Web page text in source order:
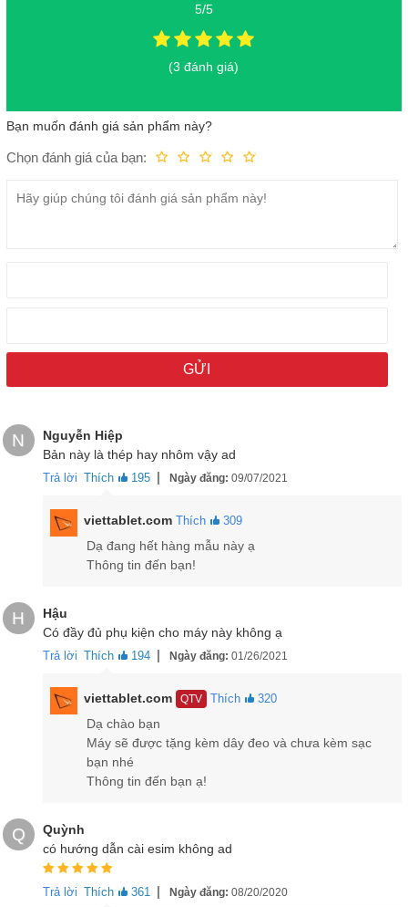
5/5
(3 đánh giá)
Bạn muốn đánh giá sản phẩm này?
Chọn đánh giá của bạn: Tuyệt vời!
Rất tốt
Trung bình
Fair
Kém
N
Nguyễn Hiệp
Bản này là thép hay nhôm vậy ad
Trả lời Thích 195 | Ngày đăng: 09/07/2021
viettablet.com Thích 309
Dạ đang hết hàng mẫu này ạ
Thông tin đến bạn!
H
Hậu
Có đầy đủ phụ kiện cho máy này không ạ
Trả lời Thích 194 | Ngày đăng: 01/26/2021
viettablet.com QTV Thích 320
Dạ chào bạn
Máy sẽ được tặng kèm dây đeo và chưa kèm sạc
bạn nhé
Thông tin đến bạn ạ!
Q
Quỳnh
có hướng dẫn cài esim không ad
Trả lời Thích 361 | Ngày đăng: 08/20/2020